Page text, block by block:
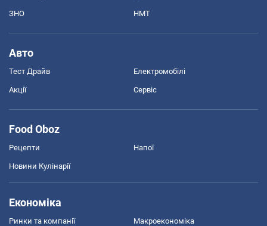
ЗНО НМТ
Авто
Тест Драйв Електромобілі
Акції Сервіс
Food Oboz
Рецепти Напої
Новини Кулінарії
Економіка
Ринки та компанії Макроекономіка